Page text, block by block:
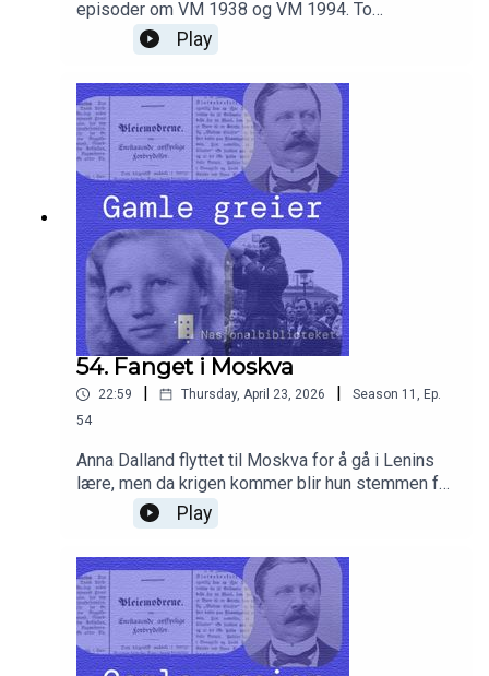
episoder om VM 1938 og VM 1994. To
mesterskap fra to ulike epoker i verdenshistorien.
Play
54. Fanget i Moskva
22:59 Thursday, April 23, 2026 Season 11 , Ep.
54
Anna Dalland flyttet til Moskva for å gå i Lenins
lære, men da krigen kommer blir hun stemmen for
Sovjetisk motstand.
Play